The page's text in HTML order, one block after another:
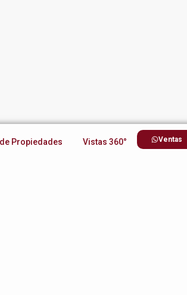
Propiedades Vistas 360° Ventas